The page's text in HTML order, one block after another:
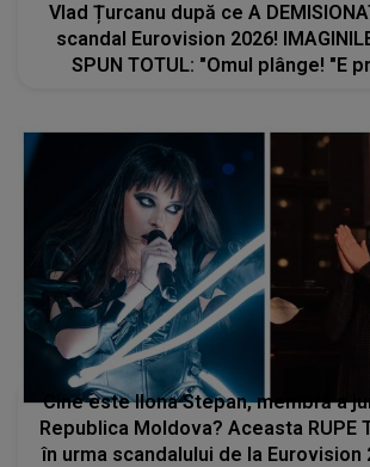
Vlad Țurcanu după ce A
scandal Eurovision 2026!
SPUN TOTUL: "Omul plânge! "E
Cine este Ilona Stepan, membră a
Republica Moldova? Aceasta RUPE
în urma scandalului de la Eurovision